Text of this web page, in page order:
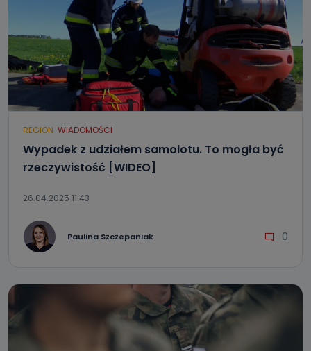
REGION WIADOMOŚCI
Wypadek z udziałem samolotu. To mogła być
rzeczywistość [WIDEO]
26.04.2025 11:43
Paulina Szczepaniak 0